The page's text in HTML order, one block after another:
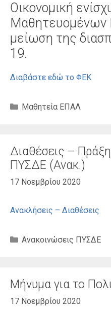
Οικονομική
Μαθητευομένων
μείωση της
19.
Διαβάστε εδώ το ΦΕΚ
Κατηγορίες
Μαθητεία ΕΠΑΛ
Διαθέσεις –
ΠΥΣΔΕ (Ανακ.)
17 Νοεμβρίου 2020
Ανακλήσεις – Διαθέσεις
Κατηγορίες
Ανακοινώσεις ΠΥΣΔΕ
Μήνυμα για το
17 Νοεμβρίου 2020